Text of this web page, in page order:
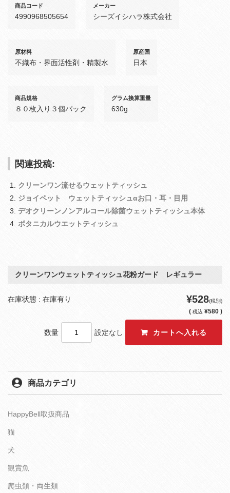
商品コード
4990968505654
メーカー
シーズイシハラ株式会社
原材料
不織布・界面活性剤・精製水
原産国
日本
商品規格
８０枚入り３個パック
グラム換算重量
630g
関連投稿:
クリーンワン流せるウェットティッシュ
ジョイペット ウェットティッシュαお口・耳・目用
デオクリーンノンアルコール除菌ウェットティッシュ本体
ボタニカルウエットティッシュ
クリーンワンウェットティッシュ花粉ガード レギュラー
在庫状態 : 在庫有り ¥528(税別)
( 税込 ¥580 )
数量 設定なし
商品カテゴリ
HappyBell取扱商品
猫
犬
観賞魚
爬虫類・両生類